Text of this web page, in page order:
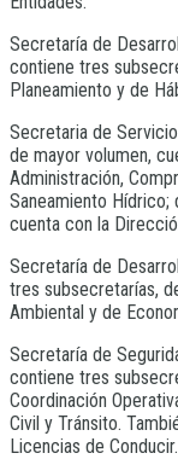
Secretaría de
contiene tres
Planeamiento y de
Secretaria de
de mayor volumen,
Administración,
Saneamiento Hídrico;
cuenta con la
Secretaría de
tres subsecretarías,
Ambiental y de
Secretaría de
contiene tres
Coordinación
Civil y Tránsito.
Licencias de Conducir.